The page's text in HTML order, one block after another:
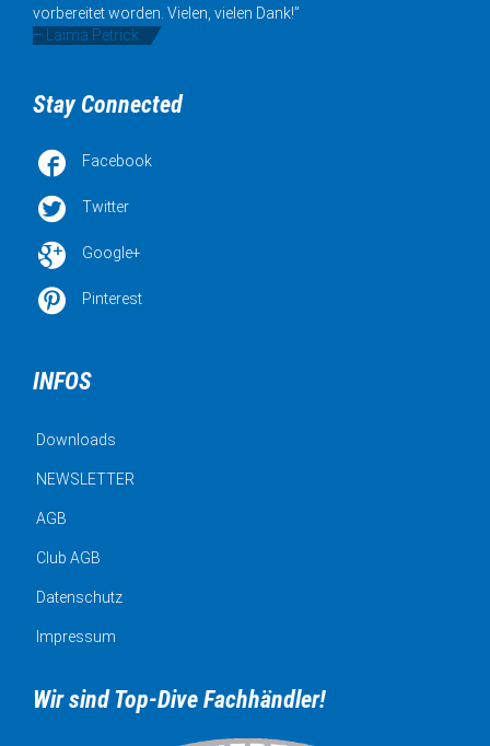
vorbereitet worden. Vielen, vielen Dank!”
– Laima Petrick
Stay Connected
 Facebook
 Twitter
 Google+
 Pinterest
INFOS
Downloads
NEWSLETTER
AGB
Club AGB
Datenschutz
Impressum
Wir sind Top-Dive Fachhändler!